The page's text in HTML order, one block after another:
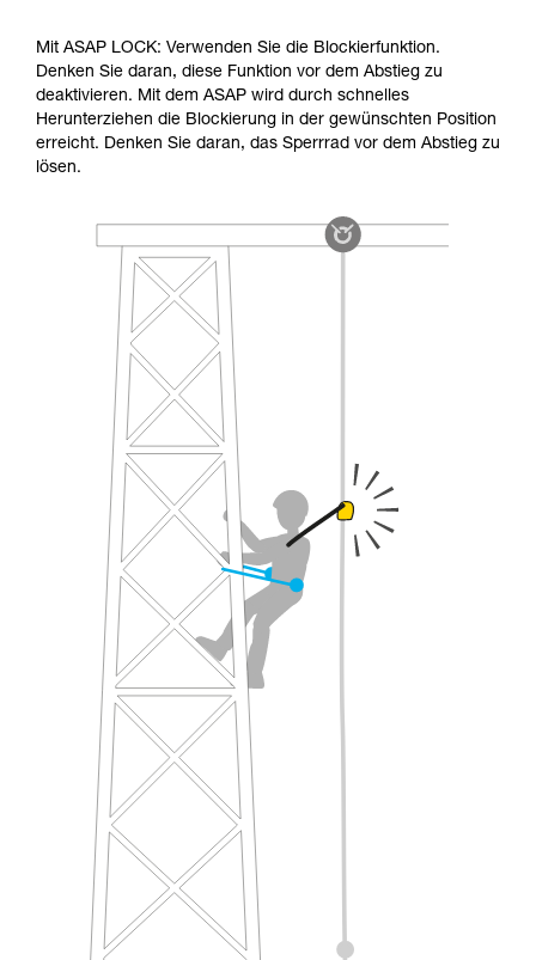
Mit ASAP LOCK: Verwenden Sie die Blockierfunktion.
Denken Sie daran, diese Funktion vor dem Abstieg zu
deaktivieren. Mit dem ASAP wird durch schnelles
Herunterziehen die Blockierung in der gewünschten Position
erreicht. Denken Sie daran, das Sperrrad vor dem Abstieg zu
lösen.